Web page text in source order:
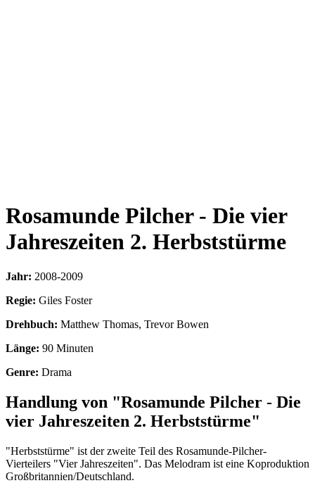
Rosamunde Pilcher - Die vier
Jahreszeiten 2. Herbststürme
Jahr: 2008-2009
Regie: Giles Foster
Drehbuch: Matthew Thomas, Trevor Bowen
Länge: 90 Minuten
Genre: Drama
Handlung von "Rosamunde Pilcher - Die
vier Jahreszeiten 2. Herbststürme"
"Herbststürme" ist der zweite Teil des Rosamunde-Pilcher-
Vierteilers "Vier Jahreszeiten". Das Melodram ist eine Koproduktion
Großbritannien/Deutschland.